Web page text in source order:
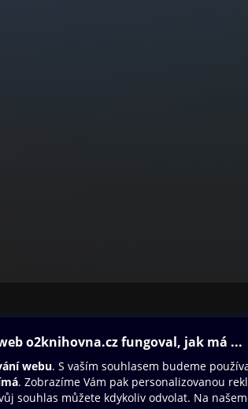
Originály